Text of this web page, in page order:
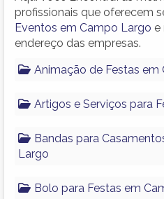
profissionais que oferecem
Eventos em Campo Largo e
endereço das empresas.
Animação de Festas em
Artigos e Serviços para
Bandas para
Largo
Bolo para Festas em